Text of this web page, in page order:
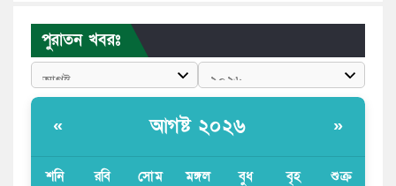
পুলিশকে পিটিয়ে রক্তাক্ত করেছি এ দৃশ্য কি আপনারা দেখেননি:
এনসিপি নেতা
সরকার
পুরাতন খবরঃ
« আগষ্ট ২০২৬ »
শনি রবি সোম মঙ্গল বুধ বৃহ শুক্র